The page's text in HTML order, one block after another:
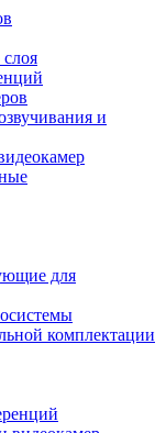
и
для
комплектации